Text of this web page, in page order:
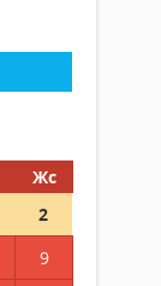
Жс
2
9